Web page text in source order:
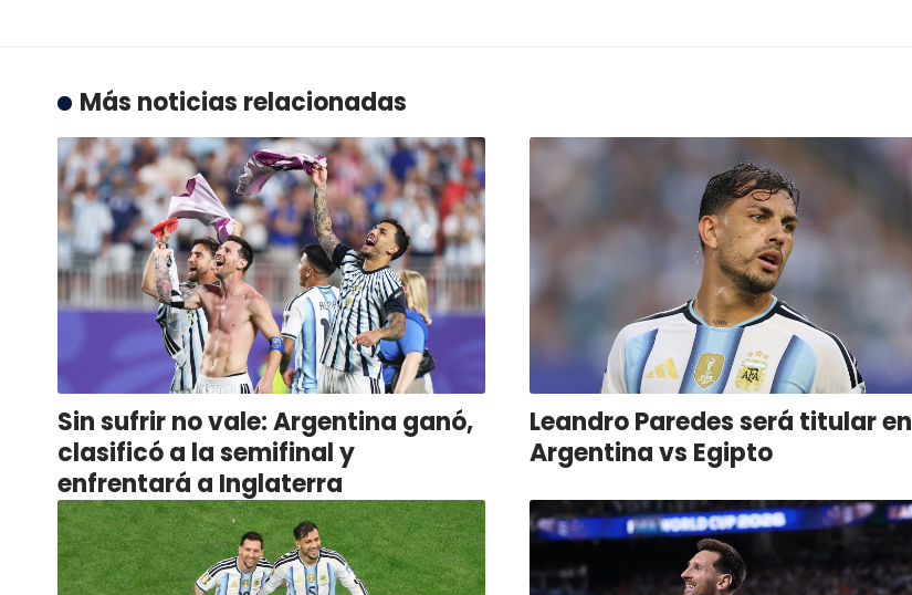
Más noticias relacionadas
Sin sufrir no vale: Argentina ganó,
clasificó a la semifinal y
enfrentará a Inglaterra
Leandro Paredes será titular en
Argentina vs Egipto